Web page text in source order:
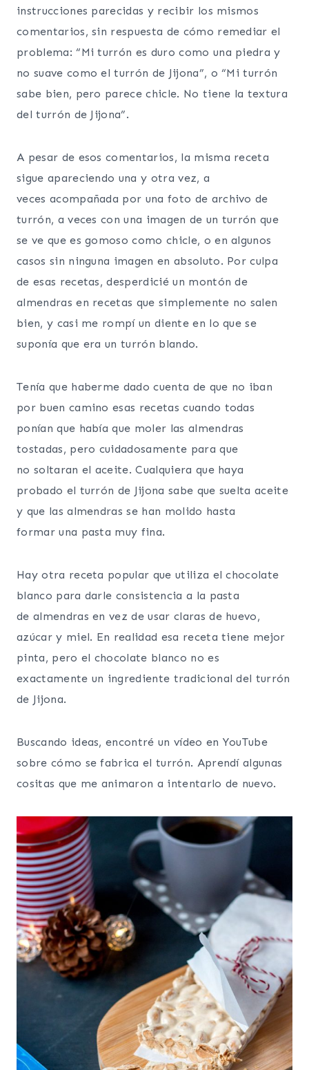
instrucciones parecidas y recibir los mismos
comentarios, sin respuesta de cómo remediar el
problema: “Mi turrón es duro como una piedra y
no suave como el turrón de Jijona”, o “Mi turrón
sabe bien, pero parece chicle. No tiene la textura
del turrón de Jijona”.
A pesar de esos comentarios, la misma receta
sigue apareciendo una y otra vez, a
veces acompañada por una foto de archivo de
turrón, a veces con una imagen de un turrón que
se ve que es gomoso como chicle, o en algunos
casos sin ninguna imagen en absoluto. Por culpa
de esas recetas, desperdicié un montón de
almendras en recetas que simplemente no salen
bien, y casi me rompí un diente en lo que se
suponía que era un turrón blando.
Tenía que haberme dado cuenta de que no iban
por buen camino esas recetas cuando todas
ponían que había que moler las almendras
tostadas, pero cuidadosamente para que
no soltaran el aceite. Cualquiera que haya
probado el turrón de Jijona sabe que suelta aceite
y que las almendras se han molido hasta
formar una pasta muy fina.
Hay otra receta popular que utiliza el chocolate
blanco para darle consistencia a la pasta
de almendras en vez de usar claras de huevo,
azúcar y miel. En realidad esa receta tiene mejor
pinta, pero el chocolate blanco no es
exactamente un ingrediente tradicional del turrón
de Jijona.
Buscando ideas, encontré un vídeo en YouTube
sobre cómo se fabrica el turrón. Aprendí algunas
cositas que me animaron a intentarlo de nuevo.